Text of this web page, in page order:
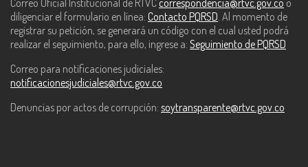
Correo Oficial Institucional de RTVC correspondencia@rtvc.gov.co o
diligenciar el formulario en línea: Contacto PQRSD. Al momento de
registrar su petición, se generará un código con el cual usted podrá
realizar el seguimiento, para ello, ingrese a: Seguimiento de PQRSD
Correo para notificaciones judiciales:
notificacionesjudiciales@rtvc.gov.co
Denuncias por actos de corrupción: soytransparente@rtvc.gov.co